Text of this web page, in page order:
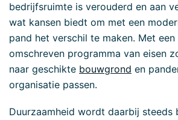
bedrijfsruimte is verouderd en aan
wat kansen biedt om met een
pand het verschil te maken. Met een
omschreven programma van eisen
naar geschikte bouwgrond en
organisatie passen.
Duurzaamheid wordt daarbij steeds